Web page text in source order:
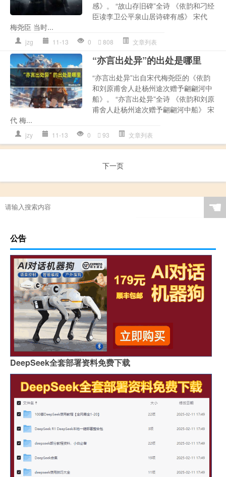
感》。 “故山存旧碑”全诗 《依韵和刁经
臣读李卫公平泉山居诗碑有感》 宋代
梅尧臣 当时...
jzg 11-13 0 808 文章列表
“亦言出处异”的出处是哪里
“亦言出处异”出自宋代梅尧臣的《依韵
和刘原甫舍人赴杨州途次赠予翩翩河中
船》。 “亦言出处异”全诗 《依韵和刘原
甫舍人赴杨州途次赠予翩翩河中船》 宋
代 梅...
jzy 11-13 0 93 文章列表
下一页
☚
公告
DeepSeek全套部署资料免费下载